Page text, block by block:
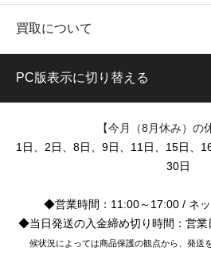
買取について
PC版表示に切り替える
【今月（8月休み）の
1日、2日、8日、9日、11日、15日、
30日
◆営業時間：11:00～17:00 / ネ
◆当日発送の入金締め切り時間：営業
候状況によっては商品保護の観点から、発送